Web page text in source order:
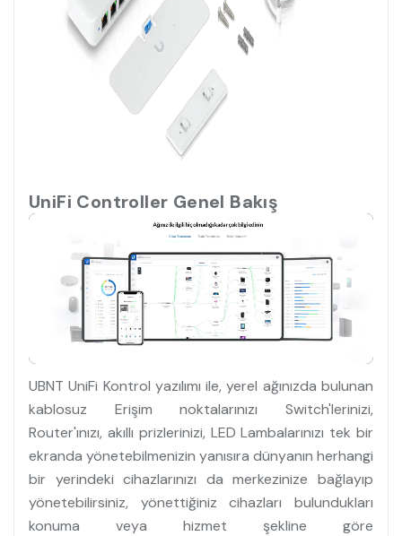
UniFi Controller Genel Bakış
UBNT UniFi Kontrol yazılımı ile, yerel ağınızda bulunan
kablosuz Erişim noktalarınızı Switch'lerinizi,
Router'ınızı, akıllı prizlerinizi, LED Lambalarınızı tek bir
ekranda yönetebilmenizin yanısıra dünyanın herhangi
bir yerindeki cihazlarınızı da merkezinize bağlayıp
yönetebilirsiniz, yönettiğiniz cihazları bulundukları
konuma veya hizmet şekline göre